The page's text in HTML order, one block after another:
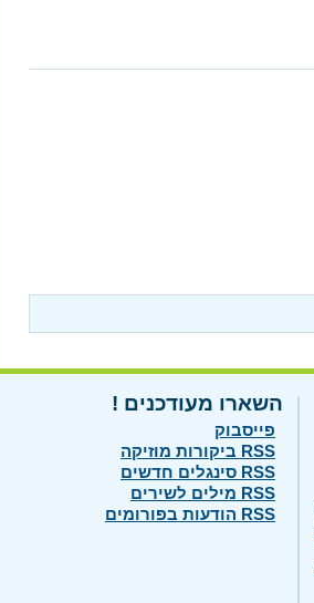
השארו מעודכנים !
פייסבוק
RSS ביקורות מוזיקה
RSS סינגלים חדשים
RSS מילים לשירים
RSS הודעות בפורומים